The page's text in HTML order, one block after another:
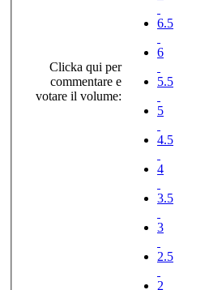
Clicka qui per
commentare e
votare il volume:
6.5
6
5.5
5
4.5
4
3.5
3
2.5
2